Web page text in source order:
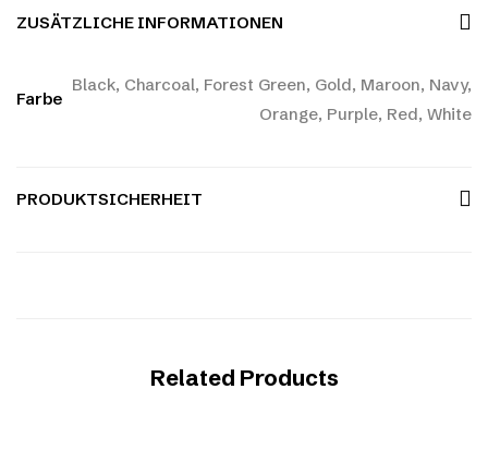
ZUSÄTZLICHE INFORMATIONEN
Farbe
Black, Charcoal, Forest Green, Gold, Maroon, Navy,
Orange, Purple, Red, White
PRODUKTSICHERHEIT
Related Products